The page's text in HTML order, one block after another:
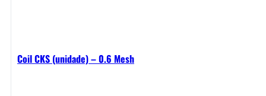
Coil CKS (unidade) – 0.6 Mesh